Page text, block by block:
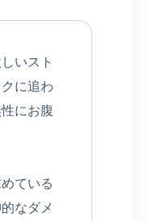
いスト
に追わ
にお腹
ている
なダメ